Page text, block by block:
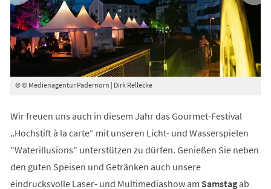
© © Medienagentur Padernorn | Dirk Rellecke
Wir freuen uns auch in diesem Jahr das Gourmet-Festival
„Hochstift à la carte“ mit unseren Licht- und Wasserspielen
"Waterillusions" unterstützen zu dürfen. Genießen Sie neben
den guten Speisen und Getränken auch unsere
eindrucksvolle Laser- und Multimediashow am Samstagab